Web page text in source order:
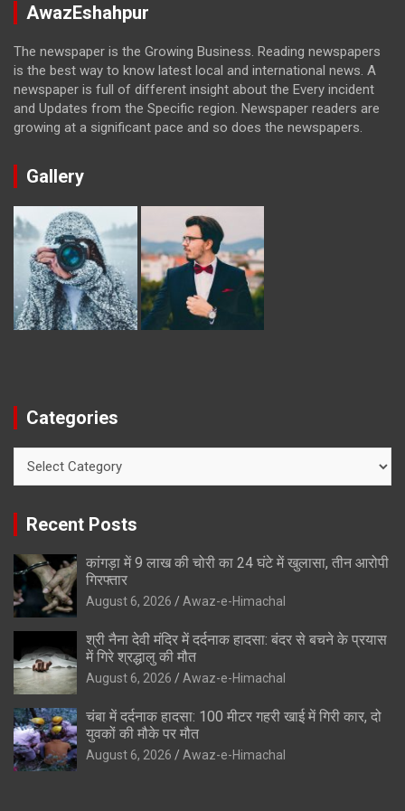
AwazEshahpur
The newspaper is the Growing Business. Reading newspapers
is the best way to know latest local and international news. A
newspaper is full of different insight about the Every incident
and Updates from the Specific region. Newspaper readers are
growing at a significant pace and so does the newspapers.
Gallery
Categories
Recent Posts
कांगड़ा में 9 लाख की चोरी का 24 घंटे में खुलासा, तीन आरोपी
गिरफ्तार
August 6, 2026 Awaz-e-Himachal
श्री नैना देवी मंदिर में दर्दनाक हादसा: बंदर से बचने के प्रयास
में गिरे श्रद्धालु की मौत
August 6, 2026 Awaz-e-Himachal
चंबा में दर्दनाक हादसा: 100 मीटर गहरी खाई में गिरी कार, दो
युवकों की मौके पर मौत
August 6, 2026 Awaz-e-Himachal